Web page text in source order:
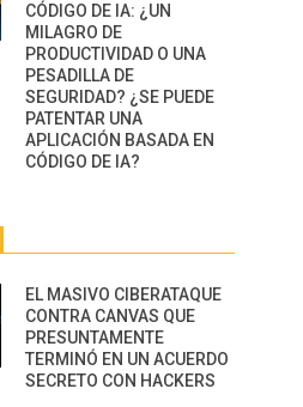
CÓDIGO DE IA: ¿UN
MILAGRO DE
PRODUCTIVIDAD O UNA
PESADILLA DE
SEGURIDAD? ¿SE PUEDE
PATENTAR UNA
APLICACIÓN BASADA EN
CÓDIGO DE IA?
EL MASIVO CIBERATAQUE
CONTRA CANVAS QUE
PRESUNTAMENTE
TERMINÓ EN UN ACUERDO
SECRETO CON HACKERS